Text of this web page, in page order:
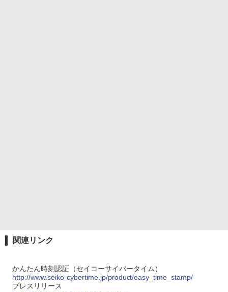
関連リンク
かんたん時刻認証（セイコーサイバータイム）
http://www.seiko-cybertime.jp/product/easy_time_stamp/
プレスリリース